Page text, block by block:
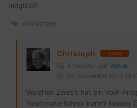
möglich?
Antworten
Christoph Autor
Antworten auf Anton
30. November 2010
Welchen Zweck hat ein VoIP-
Telefonate führen kann? Keinen